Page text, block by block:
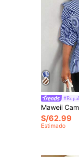
S/62.99
Estimado